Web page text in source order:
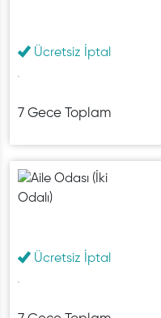
Ücretsiz İptal
7 Gece Toplam
Ücretsiz İptal